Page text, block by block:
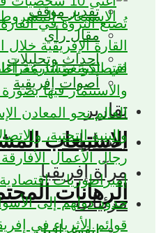
تقدير موقف
مقال رأي
أحداث وتحليلات
أصوات إفريقية
تقارير
إصدارات
مرآة إفريقيا
مرئيات
إنفوغرافيك
الاستيعاب
الرهانات